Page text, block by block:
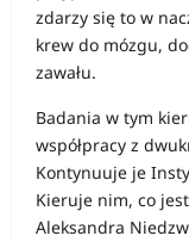
zdarzy się to w
krew do mózgu,
zawału.
Badania w tym
współpracy z
Kontynuuje je
Kieruje nim, co
Aleksandra